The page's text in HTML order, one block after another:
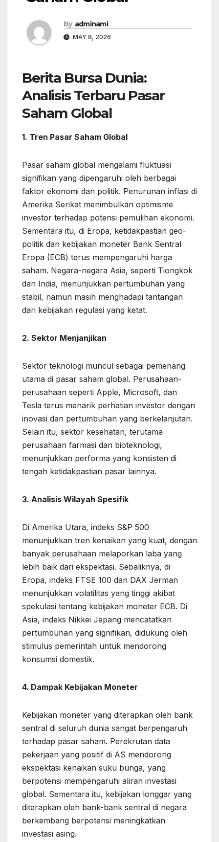
By adminami
MAY 8, 2026
Berita Bursa Dunia:
Analisis Terbaru Pasar
Saham Global
1. Tren Pasar Saham Global
Pasar saham global mengalami fluktuasi
signifikan yang dipengaruhi oleh berbagai
faktor ekonomi dan politik. Penurunan inflasi di
Amerika Serikat menimbulkan optimisme
investor terhadap potensi pemulihan ekonomi.
Sementara itu, di Eropa, ketidakpastian geo-
politik dan kebijakan moneter Bank Sentral
Eropa (ECB) terus mempengaruhi harga
saham. Negara-negara Asia, seperti Tiongkok
dan India, menunjukkan pertumbuhan yang
stabil, namun masih menghadapi tantangan
dari kebijakan regulasi yang ketat.
2. Sektor Menjanjikan
Sektor teknologi muncul sebagai pemenang
utama di pasar saham global. Perusahaan-
perusahaan seperti Apple, Microsoft, dan
Tesla terus menarik perhatian investor dengan
inovasi dan pertumbuhan yang berkelanjutan.
Selain itu, sektor kesehatan, terutama
perusahaan farmasi dan bioteknologi,
menunjukkan performa yang konsisten di
tengah ketidakpastian pasar lainnya.
3. Analisis Wilayah Spesifik
Di Amerika Utara, indeks S&P 500
menunjukkan tren kenaikan yang kuat, dengan
banyak perusahaan melaporkan laba yang
lebih baik dari ekspektasi. Sebaliknya, di
Eropa, indeks FTSE 100 dan DAX Jerman
menunjukkan volatilitas yang tinggi akibat
spekulasi tentang kebijakan moneter ECB. Di
Asia, indeks Nikkei Jepang mencatatkan
pertumbuhan yang signifikan, didukung oleh
stimulus pemerintah untuk mendorong
konsumsi domestik.
4. Dampak Kebijakan Moneter
Kebijakan moneter yang diterapkan oleh bank
sentral di seluruh dunia sangat berpengaruh
terhadap pasar saham. Perekrutan data
pekerjaan yang positif di AS mendorong
ekspektasi kenaikan suku bunga, yang
berpotensi mempengaruhi aliran investasi
global. Sementara itu, kebijakan longgar yang
diterapkan oleh bank-bank sentral di negara
berkembang berpotensi meningkatkan
investasi asing.